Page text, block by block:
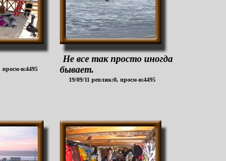
просм-в:4495
Не все так просто иногда
бывает.
19/09/11 реплик:0, просм-в:4495